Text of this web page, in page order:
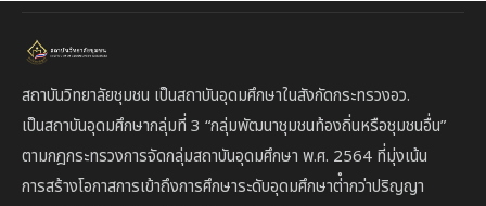
สถาบันวิทยาลัยชุมชน เป็นสถาบันอุดมศึกษาในสังกัดกระทรวงอว.
เป็นสถาบันอุดมศึกษากลุ่มที่ 3 “กลุ่มพัฒนาชุมชนท้องถิ่นหรือชุมชนอื่น”
ตามกฎกระทรวงการจัดกลุ่มสถาบันอุดมศึกษา พ.ศ. 2564 ที่มุ่งเน้น
การสร้างโอกาสการเข้าถึงการศึกษาระดับอุดมศึกษาต่ํากว่าปริญญา